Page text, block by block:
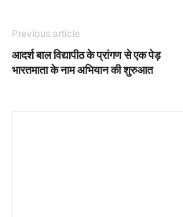
Previous article
आदर्श बाल विद्यापीठ के प्रांगण से एक पेड़
भारतमाता के नाम अभियान की शुरुआत